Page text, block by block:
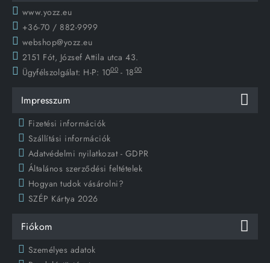
www.yozz.eu
+36-70 / 882-9999
webshop@yozz.eu
2151 Fót, József Attila utca 43.
Ügyfélszolgálat: H-P: 1000 - 1800
Impresszum
Fizetési információk
Szállítási információk
Adatvédelmi nyilatkozat - GDPR
Általános szerződési feltételek
Hogyan tudok vásárolni?
SZÉP Kártya 2026
Fiókom
Személyes adatok